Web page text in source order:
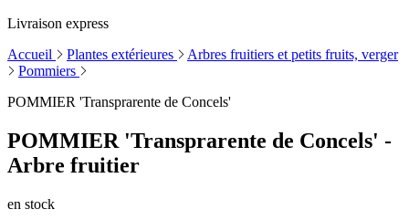
Livraison express
Accueil
Plantes extérieures
Arbres fruitiers et petits fruits, verger
Pommiers
POMMIER 'Transprarente de Concels'
POMMIER 'Transprarente de Concels' -
Arbre fruitier
en stock